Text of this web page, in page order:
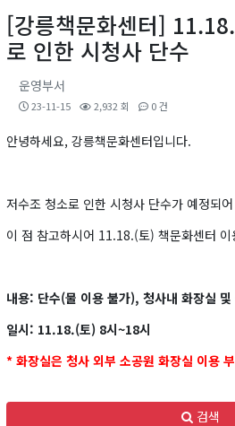
[강릉책문화센터]
로 인한 시청사 단수
운영부서
23-11-15 2,932 회 0 건
안녕하세요, 강릉책문화센터입니다.​
저수조 청소로 인한 시청사 단수가 예정되
이 점 참고하시어 11.18.(토) 책문화센터
내용: 단수(물 이용 불가), 청사내 화장실
일시: 11.18.(토) 8시~18시
* 화장실은 청사 외부 소공원 화장실 이용
검색